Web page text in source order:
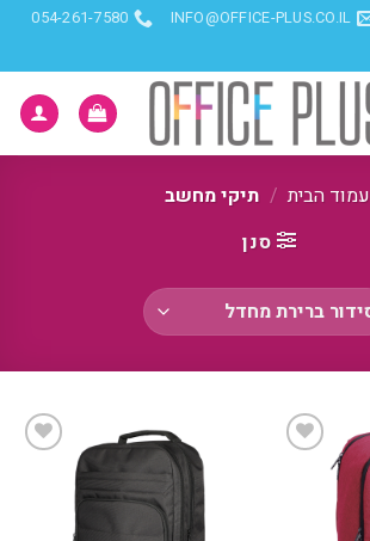
INFO@OFFICE-PLUS.CO.IL
054-261-7580
עמוד הבית / תיקי מחשב
סנן